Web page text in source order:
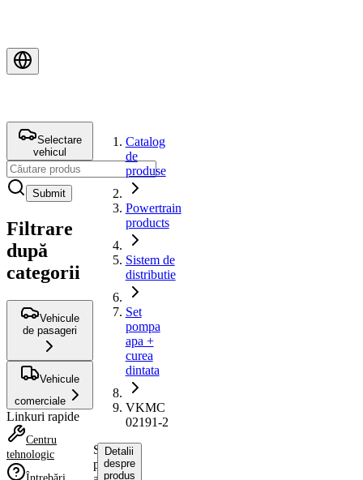
Selectare
vehicul
Submit
Filtrare
după
categorii
Vehicule
de pasageri
Vehicule
comerciale
Linkuri rapide
Centru
tehnologic
Catalog
de
produse
Powertrain
products
Sistem de
distributie
Set
pompa
apa +
curea
dintata
VKMC
02191-2
Set
pompa
Detalii
despre
produs